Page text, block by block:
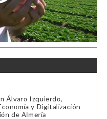
Álvaro Izquierdo,
y Digitalización
de Almería